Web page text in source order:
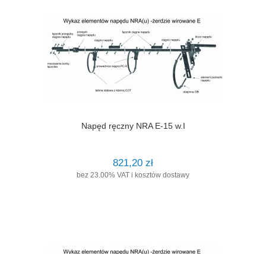
Napęd ręczny NRA E-15 w.I
821,20 zł
bez 23.00% VAT i kosztów dostawy